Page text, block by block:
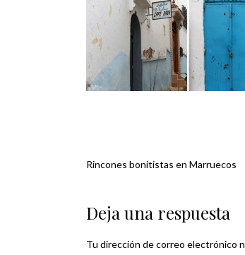
Navegación
de
Rincones bonitistas en Marruecos
Deja una respuesta
Tu dirección de correo electrónico